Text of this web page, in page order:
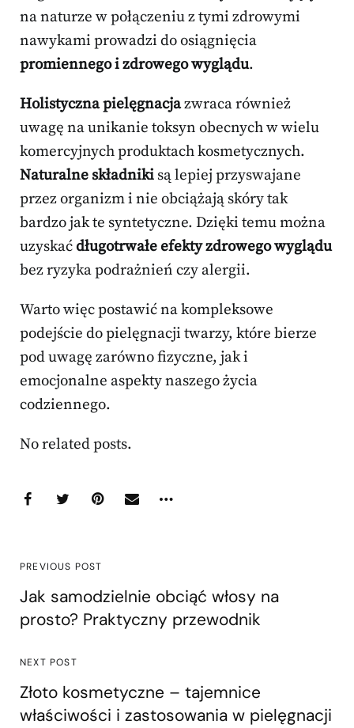
na naturze w połączeniu z tymi zdrowymi
nawykami prowadzi do osiągnięcia
promiennego i zdrowego wyglądu.
Holistyczna pielęgnacjazwraca również
uwagę na unikanie toksyn obecnych w wielu
komercyjnych produktach kosmetycznych.
Naturalne składniki są lepiej przyswajane
przez organizm i nie obciążają skóry tak
bardzo jak te syntetyczne. Dzięki temu można
uzyskaćdługotrwałe efekty zdrowego wyglądu
bez ryzyka podrażnień czy alergii.
Warto więc postawić na kompleksowe
podejście do pielęgnacji twarzy, które bierze
pod uwagę zarówno fizyczne, jak i
emocjonalne aspekty naszego życia
codziennego.
No related posts.
PREVIOUS POST
Jak samodzielnie obciąć włosy na
prosto? Praktyczny przewodnik
NEXT POST
Złoto kosmetyczne – tajemnice
właściwości i zastosowania w pielęgnacji